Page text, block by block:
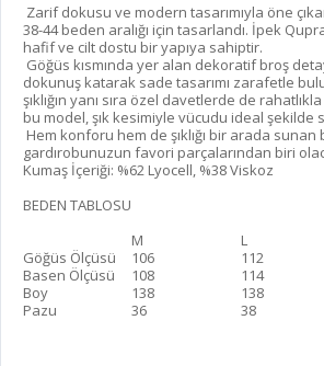
Zarif dokusu ve modern tasarımıyla öne
38-44 beden aralığı için tasarlandı. İpek
hafif ve cilt dostu bir yapıya sahiptir.
Göğüs kısmında yer alan dekoratif broş
dokunuş katarak sade tasarımı zarafetle
şıklığın yanı sıra özel davetlerde de
bu model, şık kesimiyle vücudu ideal şekilde
Hem konforu hem de şıklığı bir arada sunan
gardırobunuzun favori parçalarından biri
Kumaş İçeriği: %62 Lyocell, %38 Viskoz
BEDEN TABLOSU
M
L
Göğüs Ölçüsü
106 112
Basen Ölçüsü
108 114
Boy
138 138
Pazu
36 38